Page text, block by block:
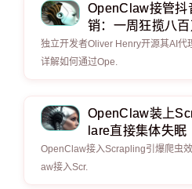
OpenClaw接管抖
销：一周狂揽八百
独立开发者Oliver Henry开源其AI代
详解如何通过Ope.
OpenClaw装上
lare直接集体失眠
OpenClaw接入Scrapling引爆爬虫
aw接入Scr.